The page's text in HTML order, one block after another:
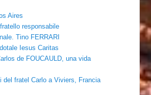
Aires
responsabile
Tino FERRARI
Iesus Caritas
de FOUCAULD, una vida
del fratel Carlo a Viviers, Francia